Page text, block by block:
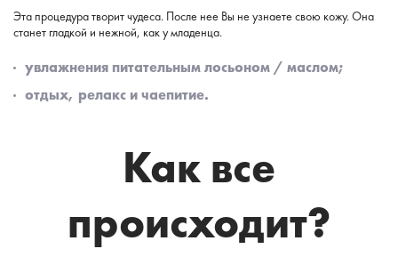
Эта процедура творит чудеса. После нее Вы не узнаете свою кожу. Она
станет гладкой и нежной, как у младенца.
увлажнения питательным лосьоном / маслом;
отдых, релакс и чаепитие.
Как все
происходит?